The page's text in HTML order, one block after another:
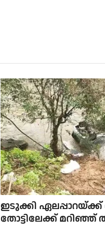
ഇടുക്കി ഏലപ്പാറയ്ക്ക്
തോട്ടിലേക്ക് മറിഞ്ഞ്